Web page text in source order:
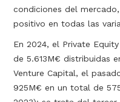
condiciones del
positivo en todas las
En 2024, el Private
de 5.613M€ distribuidas
Venture Capital, el
925M€ en un total de